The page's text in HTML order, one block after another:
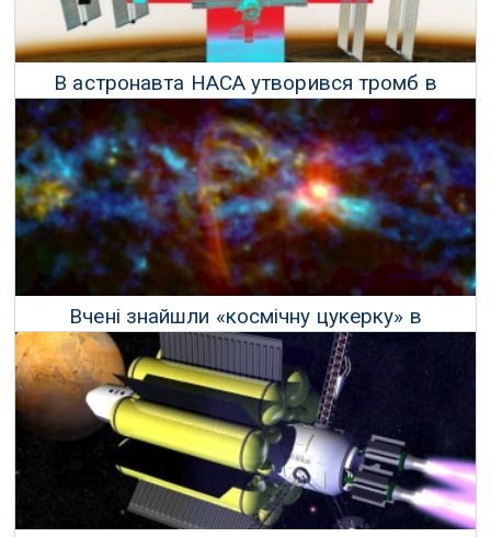
В астронавта НАСА утворився тромб в
космосі
07 Січня 2020 р.
Вчені знайшли «космічну цукерку» в
галактиці Чумацький шлях
25 Грудня 2019 р.